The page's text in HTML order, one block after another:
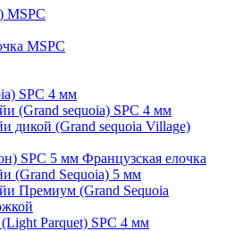
MSPC
MSPC
SPC 4 мм
(Grand sequoia) SPC 4 мм
дикой (Grand sequoia Village)
SPC 5 мм Французская елочка
(Grand Sequoia) 5 мм
Премиум (Grand Sequoia
Parquet) SPC 4 мм